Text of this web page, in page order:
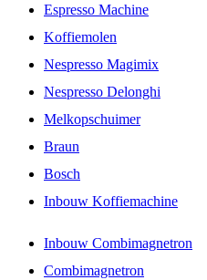
Espresso Machine
Koffiemolen
Nespresso Magimix
Nespresso Delonghi
Melkopschuimer
Braun
Bosch
Inbouw Koffiemachine
Inbouw Combimagnetron
Combimagnetron